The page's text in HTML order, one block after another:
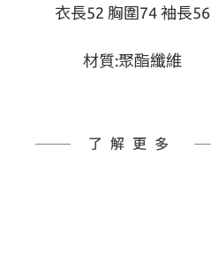
衣長52 胸圍74 袖長56
材質:聚酯纖維
了解更多